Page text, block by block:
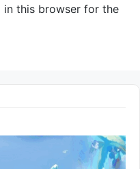
in this browser for the